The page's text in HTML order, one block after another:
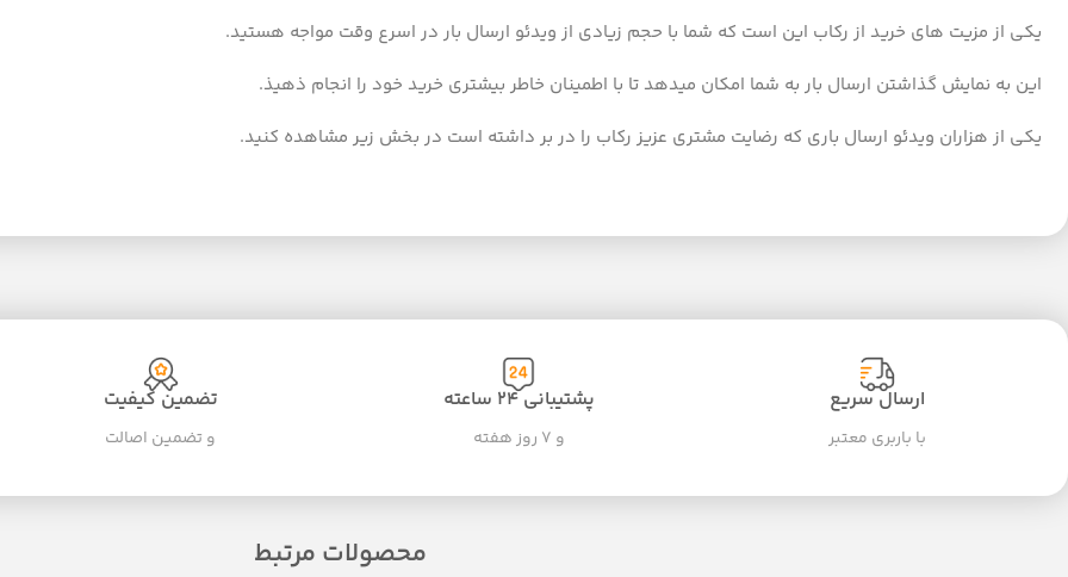
یکی از مزیت های خرید از رکاب این است که شما با حجم زیادی از ویدئو ارسال بار در اسرع وقت مواجه هستید.
این به نمایش گذاشتن ارسال بار به شما امکان میدهد تا با اطمینان خاطر بیشتری خرید خود را انجام ذهیذ.
یکی از هزاران ویدئو ارسال باری که رضایت مشتری عزیز رکاب را در بر داشته است در بخش زیر مشاهده کنید.
ارسال سریع
با باربری معتبر
پشتیبانی ۲۴ ساعته
و ۷ روز هفته
تضمین کیفیت
و تضمین اصالت
محصولات مرتبط